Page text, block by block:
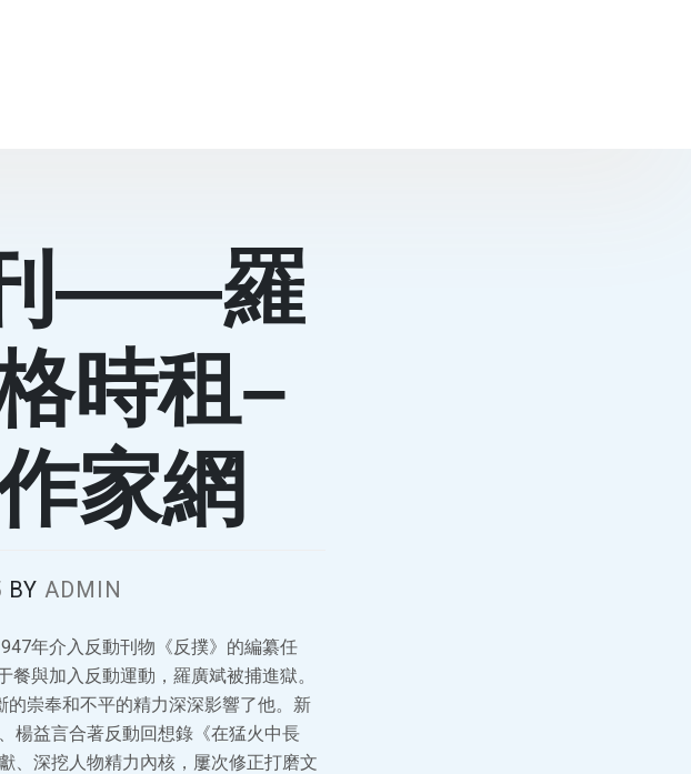
——羅
時租–
家網
BY ADMIN
年介入反動刊物《反撲》的編纂任
與加入反動運動，羅廣斌被捕進獄。
崇奉和不平的精力深深影響了他。新
楊益言合著反動回想錄《在猛火中長
、深挖人物精力內核，屢次修正打磨文